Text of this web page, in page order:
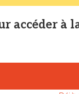
accéder à